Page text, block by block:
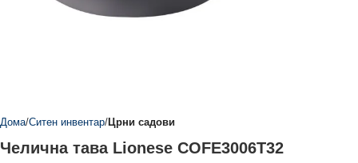
Дома Ситен инвентар Црни садови
Челична тава Lionese COFE3006T32